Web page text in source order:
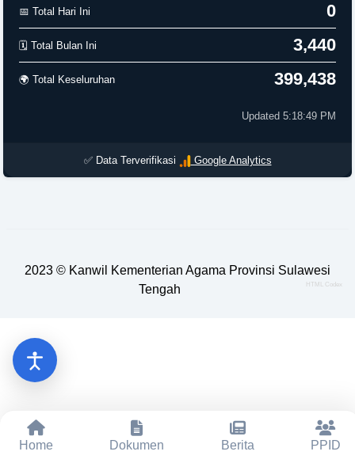
Home Dokumen Berita PPID
📅 Total Hari Ini 0
🗓️ Total Bulan Ini 3,440
🌍 Total Keseluruhan 399,438
Updated 5:18:49 PM
✅ Data Terverifikasi Google Analytics
2023 © Kanwil Kementerian Agama Provinsi Sulawesi
Tengah
HTML Codex